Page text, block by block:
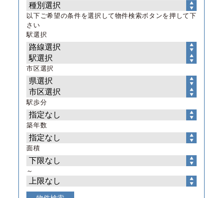
以下ご希望の条件を選択して物件検索ボタンを押して下
さい
駅選択
市区選択
駅歩分
築年数
面積
～